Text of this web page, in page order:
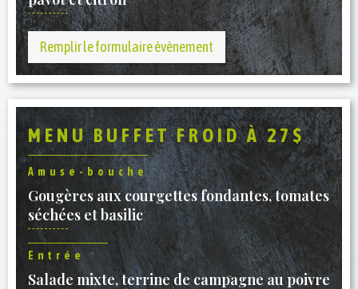
Remplir le formulaire évènement
MENU BUFFET FROID À 27$
Amuse-bouche
Gougères aux courgettes fondantes, tomates
séchées et basilic
Entrée
Salade mixte, terrine de campagne au poivre